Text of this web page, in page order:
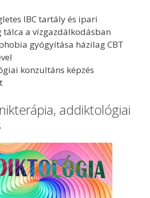
IBC tartály és ipari
tálca a vízgazdálkodásban
gyógyítása házilag CBT
konzultáns képzés
addiktológiai